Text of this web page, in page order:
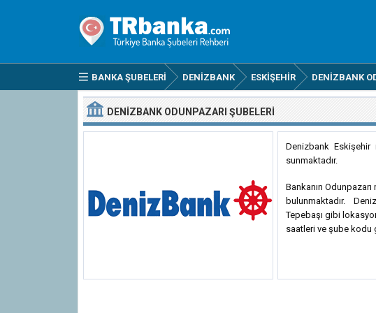
BANKA ŞUBELERI DENIZBANK ESKIŞEHIR DENIZBANK
DENIZBANK ODUNPAZARI ŞUBELERI
Denizbank Eskişehir
sunmaktadır.
Bankanın
bulunmaktadır.
Tepebaşı gibi
saatleri ve şube